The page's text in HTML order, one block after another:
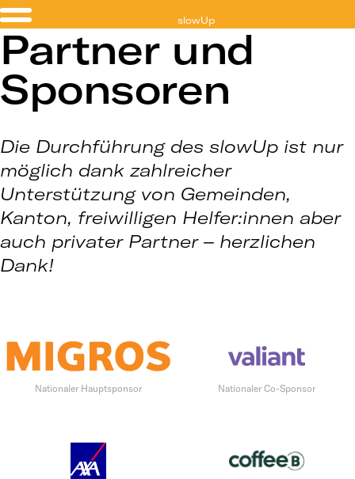
slowUp
Partner und
Sponsoren
Die Durchführung des slowUp ist nur
möglich dank zahlreicher
Unterstützung von Gemeinden,
Kanton, freiwilligen Helfer:innen aber
auch privater Partner – herzlichen
Dank!
Nationaler Hauptsponsor Nationaler Co-Sponsor